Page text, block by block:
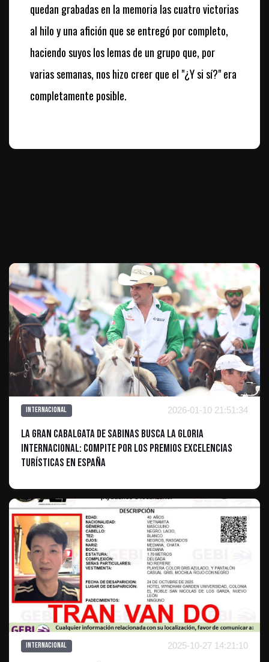
quedan grabadas en la memoria las cuatro victorias
al hilo y una afición que se entregó por completo,
haciendo suyos los lemas de un grupo que, por
varias semanas, nos hizo creer que el "¿Y si sí?"era
completamente posible.
Internacional 2026-01-10 21:51:34
La Gran Cabalgata de Sabinas busca la gloria
internacional: Compite por los Premios Excelencias
Turísticas en España
Internacional 2025-10-27 14:21:10